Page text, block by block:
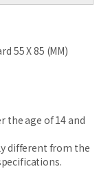
55 X 85 (MM)
the age of 14 and
different from the